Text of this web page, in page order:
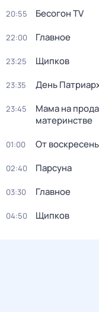
20:55 Бесогон TV
22:00 Главное
23:25 Щипков
23:35 Дeнь
23:45
Мама на
материнстве
01:00 От
02:40 Парсуна
03:30 Главное
04:50 Щипков